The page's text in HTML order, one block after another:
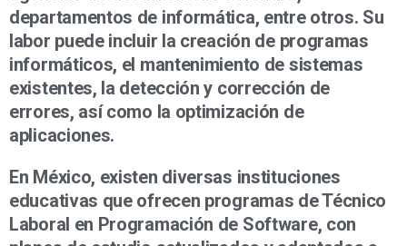
departamentos de informática, entre otros. Su
labor puede incluir la creación de programas
informáticos, el mantenimiento de sistemas
existentes, la detección y corrección de
errores, así como la optimización de
aplicaciones.
En México, existen diversas instituciones
educativas que ofrecen programas de Técnico
Laboral en Programación de Software, con